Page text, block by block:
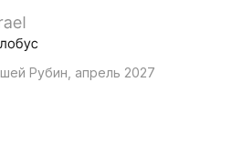
Рубин, апрель 2027